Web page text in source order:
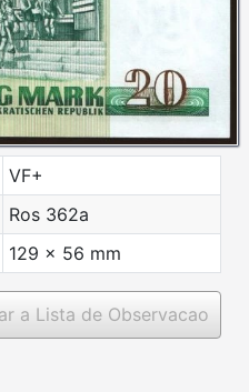
VF+
Ros 362a
129 x 56 mm
a Lista de Observacao